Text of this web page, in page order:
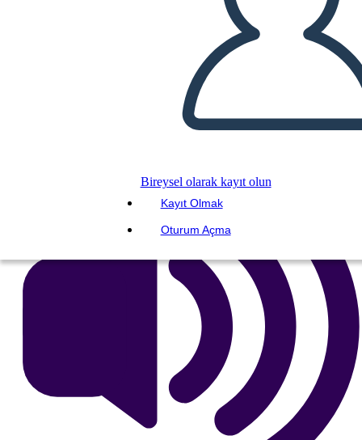
Bireysel olarak kayıt olun
Kayıt Olmak
Oturum Açma
Bu Öykü Panosunu kopyala
BİR HİKAYE PANOSU OLUŞTUR
SLAYT GÖSTERİSİNİ OYNAT